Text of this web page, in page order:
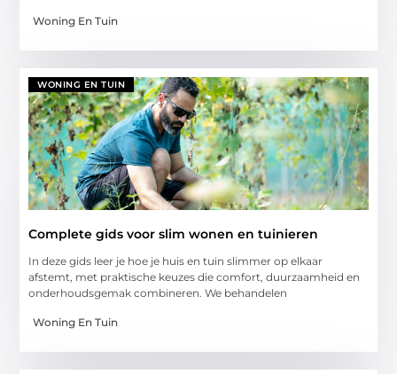
Woning En Tuin
WONING EN TUIN
Complete gids voor slim wonen en tuinieren
In deze gids leer je hoe je huis en tuin slimmer op elkaar
afstemt, met praktische keuzes die comfort, duurzaamheid en
onderhoudsgemak combineren. We behandelen
Woning En Tuin